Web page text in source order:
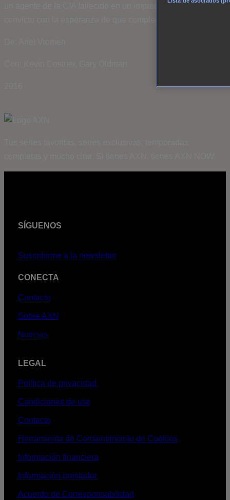
un agente de la CIA fallecido en un impredecible y peligroso
SÍGUENOS
Suscribirme a la newsletter
CONECTA
Contacto
Sobre AXN
Noticias
LEGAL
Política de privacidad
Condiciones de uso
Contacto
Herramienta de Consentimiento de Cookies
Información financiera
Información prestador
Acuerdo de Corresponsabilidad